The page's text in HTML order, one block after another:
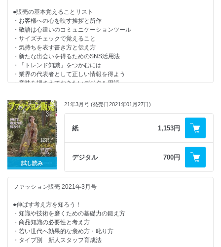
・販売員がEC担当に最適な理由
・属性別販売テクニックと時間帯別ルーティン
・美容トレンド最前線！
・人材マネジメントの処方箋
・ワンスアラウンドのエリアマネージャー塾
・マーケットを広げるマナーのチカラ
・店長意識改革メソッド
・新・お客さまゼッタイ主義
・次代を担う国産ブランド
・カンタン英語接客術！
・おんな社長が飛ぶ！
・心と体の「きれいの秘訣」
・これからの小売店と販売員の在り方
・売場おこしディレクション
・今月の視点
・編集後記
●販売の基本覚えることリスト
・お客様への心を映す挨拶と所作
・敬語は心遣いのコミュニケーションツール
・サイズチェックで覚えること
・気持ちを表す書き方と伝え方
・新たな出会いを得るためのSNS活用法
・「トレンド知識」をつかむには
・業界の代表者として正しい情報を得よう
・意味を押さえておきたいデジタル用語
●ファッション業界の仕事
・接客で活用できるための見せ方を担う
・バイヤーの直感を尊重しつつ高い妥協点で商品計画を組む
・お互いの信頼関係がヒット商品につながる
・お客様に付加価値をダイレクトに与えられる仕事
・店頭で養った感覚できめ細やかな商品配分に取り組む
・顔が見える関係性を大事に
・小さな積み重ねがその先のお客様の心に響く
【連載・シリーズ・リポート】
・「ファッション映画」でセンスを磨く
・販売員がEC担当に最適な理由
・属性別販売テクニックと時間帯別ルーティン
試し読み
21年3月号 (発売日2021年01月27日)
紙 1,153円
デジタル 700円
ファッション販売 2021年3月号
●伸ばす考え方を知ろう！
・知識や技術を磨くための基礎力の鍛え方
・商品知識の必要性と考え方
・若い世代へ効果的な褒め方・叱り方
・タイプ別 新人スタッフ育成法